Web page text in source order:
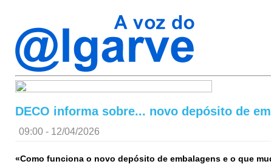
DECO informa sobre... novo depósito de
09:00 - 12/04/2026
«Como funciona o novo depósito de embalagens e o que